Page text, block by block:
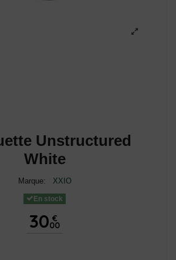
Unstructured
White
Marque: XXIO
En stock
30 €
00